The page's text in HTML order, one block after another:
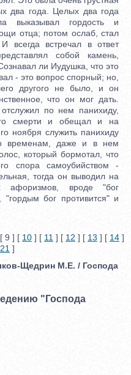
два года. Целых два года
выказывал гордость и
отца; потом ослаб, стал
всегда встречал в ответ
собой камень,
ли Иудушка, что это
- это вопрос спорный; но,
другого не было, и он
что он мог дать.
по нем панихиду,
смерти и обещал и на
ноября служить панихиду
временам, даже и в нем
который бормотал, что
спора самоубийством -
тогда он выводил на
афоризмов, вроде "бог
"гордым бог противится" и
9 ] [ 10 ] [ 11 ] [ 12 ] [ 13 ] [ 14 ]
21 ]
Щедрин М.Е. / Господа
"Господа